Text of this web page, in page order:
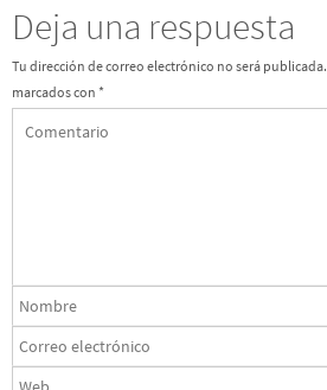
Deja una respuesta
Tu dirección de correo electrónico no será publicada.
marcados con *